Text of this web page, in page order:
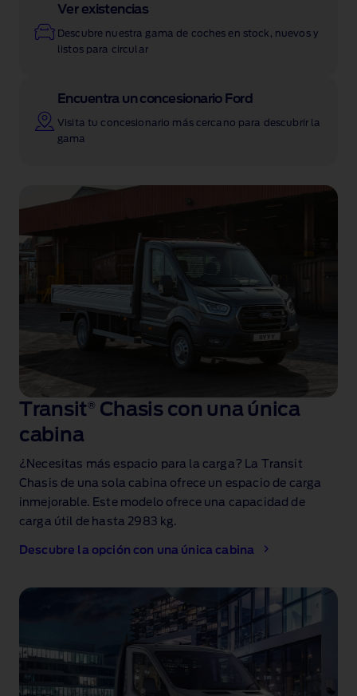
Ver existencias
Descubre nuestra gama de coches en stock, nuevos y
listos para circular
Encuentra un concesionario Ford
Visita tu concesionario más cercano para descubrir la
gama
Transit® Chasis con una única
cabina
¿Necesitas más espacio para la carga? La Transit
Chasis de una sola cabina ofrece un espacio de carga
inmejorable. Este modelo ofrece una capacidad de
carga útil de hasta 2983 kg.
Descubre la opción con una única cabina